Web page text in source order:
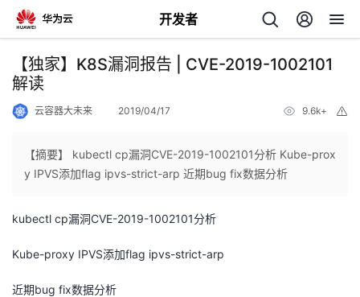
开发者
返
回
【独家】K8S漏洞报告 | CVE-2019-1002101
解读
云容器大未来 2019/04/17 9.6k+
【摘要】 ​kubectl cp漏洞CVE-2019-1002101分析 Kube-prox
y IPVS添加flag ipvs-strict-arp 近期bug fix数据分析
kubectl cp漏洞CVE-2019-1002101分析
Kube-proxy IPVS添加flag ipvs-strict-arp
近期bug fix数据分析